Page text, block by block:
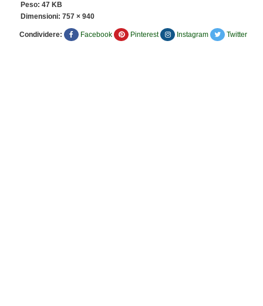
Peso: 47 KB
Dimensioni: 757 × 940
Condividere: Facebook Pinterest Instagram Twitter